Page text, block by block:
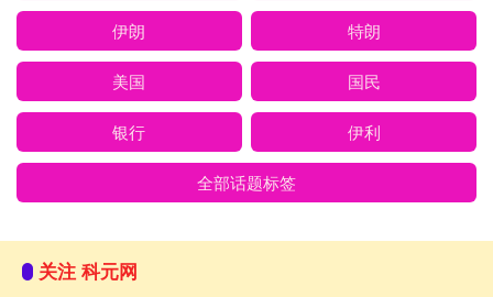
伊朗 特朗
美国 国民
银行 伊利
全部话题标签
关注 科元网